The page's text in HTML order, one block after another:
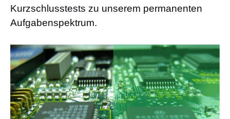
Kurzschlusstests zu unserem permanenten
Aufgabenspektrum.